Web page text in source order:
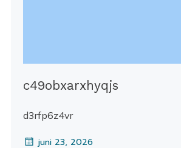
c49obxarxhyqjs
d3rfp6z4vr
juni 23, 2026